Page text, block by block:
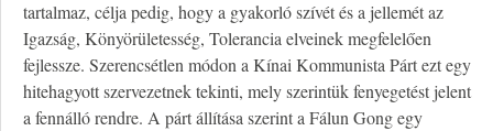
tartalmaz, célja pedig, hogy a gyakorló szívét és a jellemét az
Igazság, Könyörületesség, Tolerancia elveinek megfelelően
fejlessze. Szerencsétlen módon a Kínai Kommunista Párt ezt egy
hitehagyott szervezetnek tekinti, mely szerintük fenyegetést jelent
a fennálló rendre. A párt állítása szerint a Fálun Gong egy